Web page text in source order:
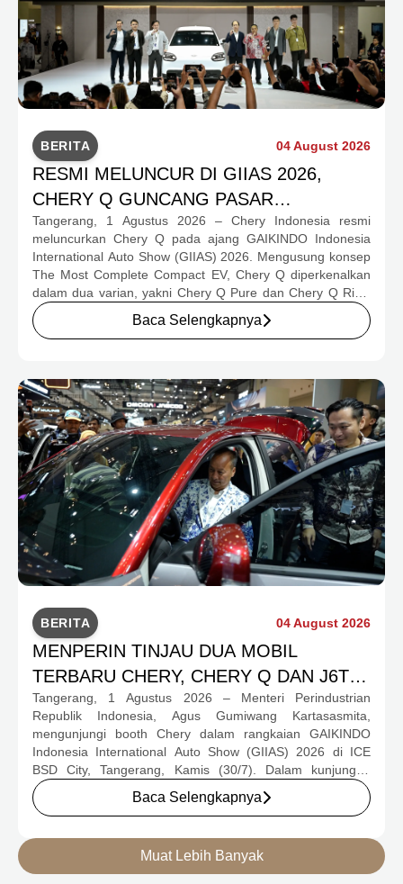
BERITA 04 August 2026
RESMI MELUNCUR DI GIIAS 2026,
CHERY Q GUNCANG PASAR
OTOMOTIF MELALUI HARGA SPESIAL
MULAI RP239,9 JUTA
Tangerang, 1 Agustus 2026 – Chery Indonesia resmi
meluncurkan Chery Q pada ajang GAIKINDO Indonesia
International Auto Show (GIIAS) 2026. Mengusung konsep
The Most Complete Compact EV, Chery Q diperkenalkan
dalam dua varian, yakni Chery Q Pure dan Chery Q Rizz,
untuk mengakomodasi kebutuhan mobilitas serta
preferensi konsumen yang berbeda.
Baca Selengkapnya
BERITA 04 August 2026
MENPERIN TINJAU DUA MOBIL
TERBARU CHERY, CHERY Q DAN J6T
CSH YANG JADI SOROTAN DI GIIAS
2026
Tangerang, 1 Agustus 2026 – Menteri Perindustrian
Republik Indonesia, Agus Gumiwang Kartasasmita,
mengunjungi booth Chery dalam rangkaian GAIKINDO
Indonesia International Auto Show (GIIAS) 2026 di ICE
BSD City, Tangerang, Kamis (30/7). Dalam kunjungan
tersebut, Menteri Perindustrian meninjau dua produk
elektrifikasi terbaru Chery, yakni Chery Q, compact EV
berteknologi Range-Extended Electric Vehicle (REEV) yang
dirancang untuk mendukung perjalanan jarak jauh.
Baca Selengkapnya
Muat Lebih Banyak